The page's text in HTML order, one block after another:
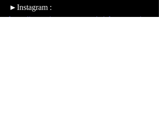
►Instagram :
https://www.instagram.com/mightycrown/